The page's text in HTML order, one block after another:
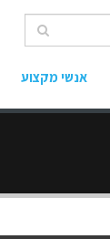
אנשי מקצוע